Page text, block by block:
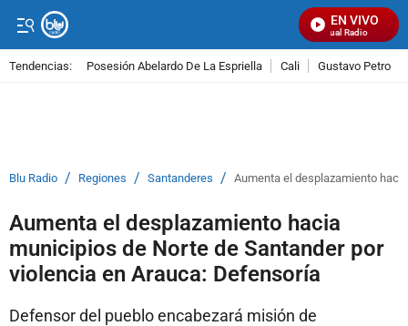
EN VIVO
Señal Visual Radio
Tendencias: Posesión Abelardo De La Espriella Cali Gustavo Petro
Blu Radio / Regiones / Santanderes / Aumenta el desplazamiento
Aumenta el desplazamiento hacia
municipios de Norte de Santander por
violencia en Arauca: Defensoría
Defensor del pueblo encabezará misión de